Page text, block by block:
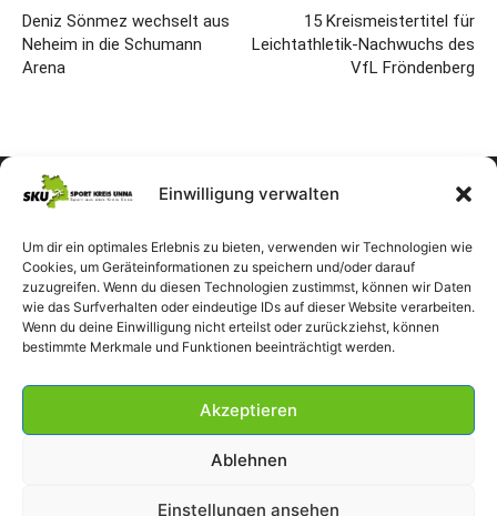
Einwilligung verwalten
Um dir ein optimales Erlebnis zu bieten, verwenden wir Technologien wie
Cookies, um Geräteinformationen zu speichern und/oder darauf
zuzugreifen. Wenn du diesen Technologien zustimmst, können wir Daten
wie das Surfverhalten oder eindeutige IDs auf dieser Website verarbeiten.
Wenn du deine Einwilligung nicht erteilst oder zurückziehst, können
bestimmte Merkmale und Funktionen beeinträchtigt werden.
Akzeptieren
Ablehnen
Einstellungen ansehen
Deniz Sönmez wechselt aus
Neheim in die Schumann
Arena
15 Kreismeistertitel für
Leichtathletik-Nachwuchs des
VfL Fröndenberg